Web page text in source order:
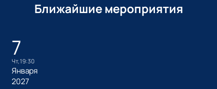
Ближайшие мероприятия
7
чт, 19:30
Января
2027